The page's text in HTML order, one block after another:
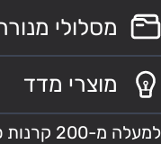
מסלולי
מוצרי מדד
למעלה